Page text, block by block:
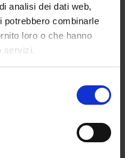
analisi dei dati web,
potrebbero combinarle
loro o che hanno
servizi.
FALL/WINTER
|SUSTAINABILITY
nata sul finire
Malloni e